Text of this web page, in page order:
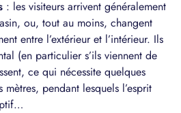
: les visiteurs arrivent généralement
ou, tout au moins, changent
entre l’extérieur et l’intérieur. Ils
(en particulier s’ils viennent de
ce qui nécessite quelques
pendant lesquels l’esprit